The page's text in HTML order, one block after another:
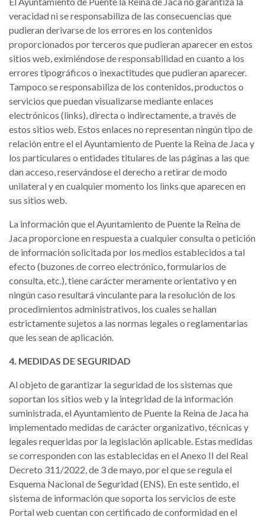
veracidad ni se responsabiliza de las consecuencias que
pudieran derivarse de los errores en los contenidos
proporcionados por terceros que pudieran aparecer en estos
sitios web, eximiéndose de responsabilidad en cuanto a los
errores tipográficos o inexactitudes que pudieran aparecer.
Tampoco se responsabiliza de los contenidos, productos o
servicios que puedan visualizarse mediante enlaces
electrónicos (links), directa o indirectamente, a través de
estos sitios web. Estos enlaces no representan ningún tipo de
relación entre el el Ayuntamiento de Puente la Reina de Jaca y
los particulares o entidades titulares de las páginas a las que
dan acceso, reservándose el derecho a retirar de modo
unilateral y en cualquier momento los links que aparecen en
sus sitios web.
La información que el Ayuntamiento de Puente la Reina de
Jaca proporcione en respuesta a cualquier consulta o petición
de información solicitada por los medios establecidos a tal
efecto (buzones de correo electrónico, formularios de
consulta, etc.), tiene carácter meramente orientativo y en
ningún caso resultará vinculante para la resolución de los
procedimientos administrativos, los cuales se hallan
estrictamente sujetos a las normas legales o reglamentarias
que les sean de aplicación.
4. MEDIDAS DE SEGURIDAD
Al objeto de garantizar la seguridad de los sistemas que
soportan los sitios web y la integridad de la información
suministrada, el Ayuntamiento de Puente la Reina de Jaca ha
implementado medidas de carácter organizativo, técnicas y
legales requeridas por la legislación aplicable. Estas medidas
se corresponden con las establecidas en el Anexo II del Real
Decreto 311/2022, de 3 de mayo, por el que se regula el
Esquema Nacional de Seguridad (ENS). En este sentido, el
sistema de información que soporta los servicios de este
Portal web cuentan con certificado de conformidad en el